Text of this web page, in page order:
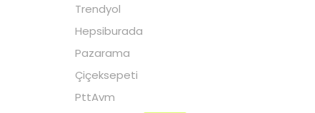
Trendyol
Hepsiburada
Pazarama
Çiçeksepeti
PttAvm